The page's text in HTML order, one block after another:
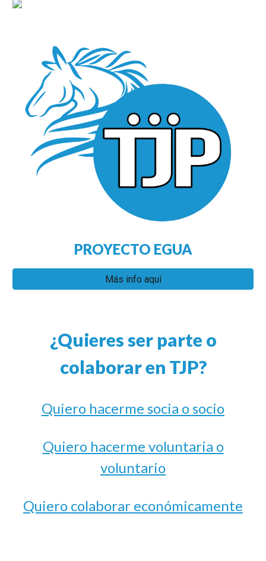
PROYECTO EGUA
Más info aquí
¿Quieres ser parte o
colaborar en TJP?
Quiero hacerme socia o socio
Quiero hacerme voluntaria o
voluntario
Quiero colaborar económicamente